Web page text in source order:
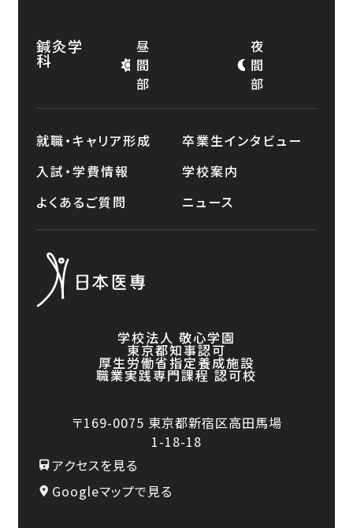
学校法人 敬心学園
東京都知事認可
厚生労働省指定養成施設
職業実践専門課程 認可校
〒169-0075 東京都新宿区高田馬場
1-18-18
アクセスを見る
Googleマップで見る
鍼灸学
科
昼
間
部
夜
間
部
就職・キャリア形成
卒業生インタビュー
入試・学費情報
学校案内
よくあるご質問
ニュース